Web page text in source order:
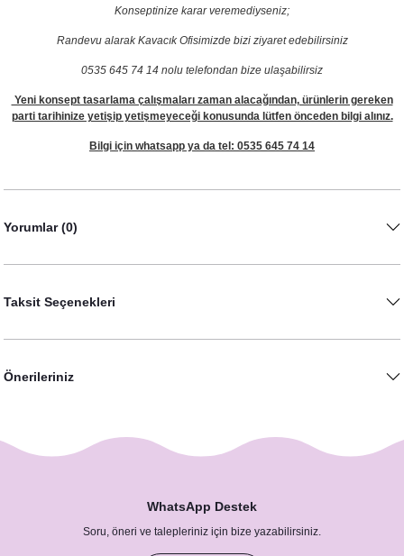
Konseptinize karar veremediyseniz;
Randevu alarak Kavacık Ofisimizde bizi ziyaret edebilirsiniz
0535 645 74 14 nolu telefondan bize ulaşabilirsiz
Yeni konsept tasarlama çalışmaları zaman alacağından, ürünlerin gereken
parti tarihinize yetişip yetişmeyeceği konusunda lütfen önceden bilgi alınız.
Bilgi için whatsapp ya da tel: 0535 645 74 14
Yorumlar (0)
Taksit Seçenekleri
Önerileriniz
WhatsApp Destek
Soru, öneri ve talepleriniz için bize yazabilirsiniz.